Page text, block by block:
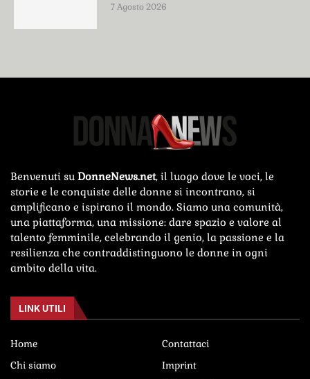
7 Agosto 2026
Benvenuti su DonneNews.net, il luogo dove le voci, le
storie e le conquiste delle donne si incontrano, si
amplificano e ispirano il mondo. Siamo una comunità,
una piattaforma, una missione: dare spazio e valore al
talento femminile, celebrando il genio, la passione e la
resilienza che contraddistinguono le donne in ogni
ambito della vita.
LINK UTILI
Home
Contattaci
Chi siamo
Imprint